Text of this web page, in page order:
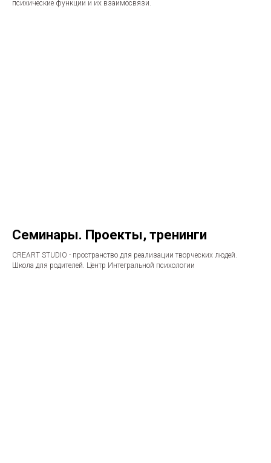
психические функции и их взаимосвязи.
Семинары. Проекты, тренинги
CREART STUDIO - пространство для реализации творческих людей.
Школа для родителей. Центр Интегральной психологии